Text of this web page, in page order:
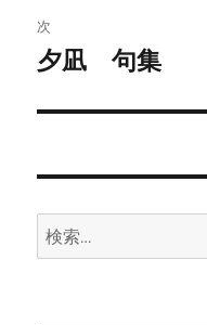
ゲ
ー
シ
ン
次
次
投
夕凪 句集
検
索: